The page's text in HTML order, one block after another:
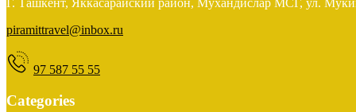
Г. Ташкент, Яккасарайский район, Мухандислар МСГ, ул.
piramittravel@inbox.ru
97 587 55 55
Categories